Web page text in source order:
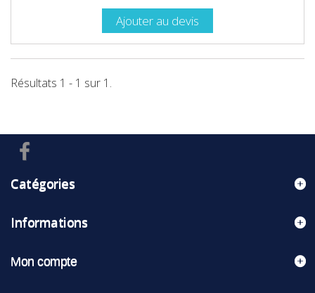
Ajouter au devis
Résultats 1 - 1 sur 1.
Catégories
Informations
Mon compte